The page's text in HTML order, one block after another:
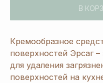
В
Кремообразное
поверхностей Эрсаг
для удаления
поверхностей на